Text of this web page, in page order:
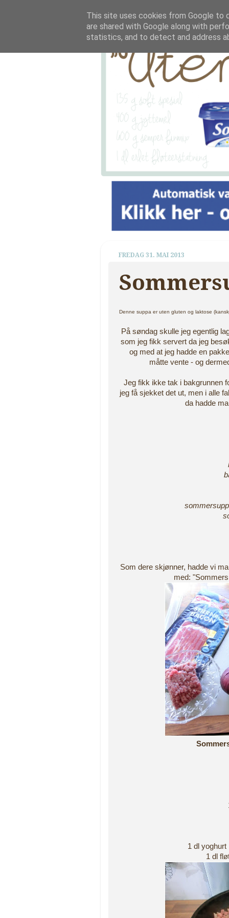
FREDAG 31. MAI 2013
Denne suppa er uten gluten og laktose
På søndag skulle jeg egentlig
som jeg fikk servert da jeg
og med at jeg hadde en
måtte vente - og
Jeg fikk ikke tak i bakgrunnen
jeg få sjekket det ut, men i alle
da hadde
Som dere skjønner, hadde vi
med:
1 dl
1 dl
This site uses cookies from Google to
are shared with Google along with
statistics, and to detect and address